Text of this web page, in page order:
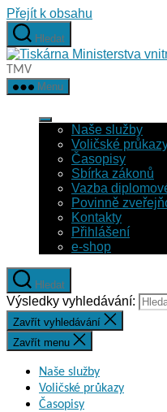
Přejít k obsahu
Hledat
TMV
Menu
Naše služby
Voličské
Časopisy
Sbírka zákonů
Vazba
Povinně
Kontakty
Přihlášení
e-shop
Hledat
Výsledky vyhledávání:
Zavřít vyhledávání
Zavřít menu
Naše služby
Voličské průkazy
Časopisy